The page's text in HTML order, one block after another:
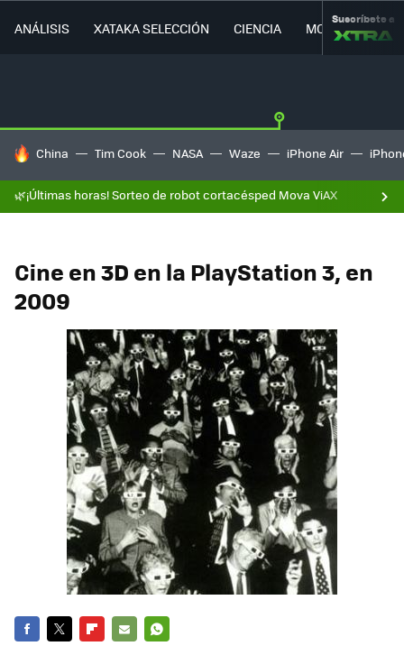
ANÁLISIS XATAKA SELECCIÓN CIENCIA MOVILIDAD
Suscríbete a
HOY SE HABLA DE
China Tim Cook NASA Waze iPhone Air
🌿¡Últimas horas! Sorteo de robot cortacésped Mova ViAX
Cine en 3D en la PlayStation 3, en
2009